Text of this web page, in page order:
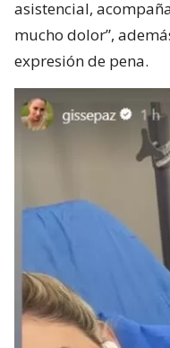
asistencial,
mucho dolor”,
expresión de pena.